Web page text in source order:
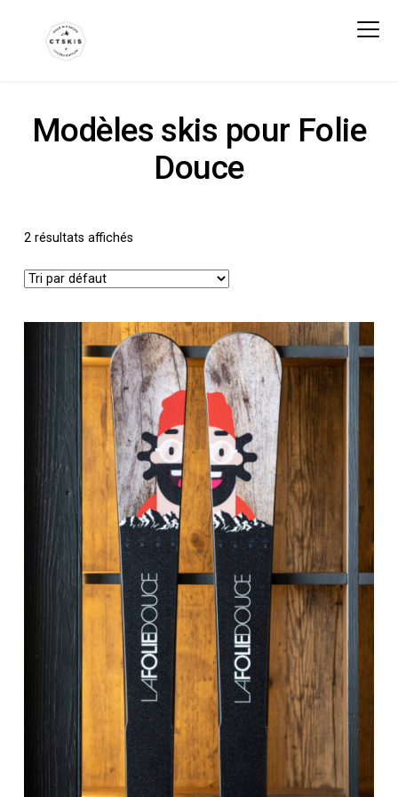
Modèles skis pour Folie
Douce
2 résultats affichés